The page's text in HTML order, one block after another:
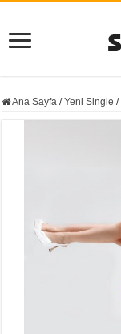
Ana Sayfa / Yeni Single /